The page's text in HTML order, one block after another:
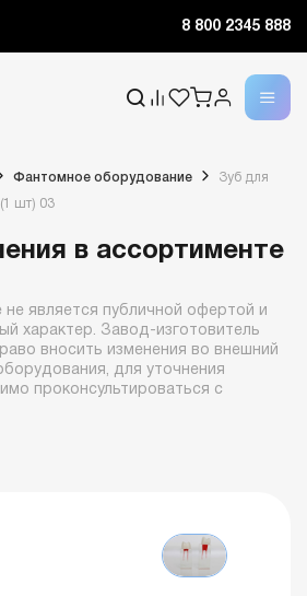
8 800 2345 888
Фантомное оборудование Зуб для
шт) 03
в ассортименте
является публичной офертой и
характер. Завод-изготовитель
вносить изменения во внешний
для уточнения
проконсультироваться с